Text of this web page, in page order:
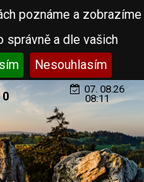
poznáme a zobrazíme
správně a dle vašich
Nesouhlasím
0
07. 08.26
08:11